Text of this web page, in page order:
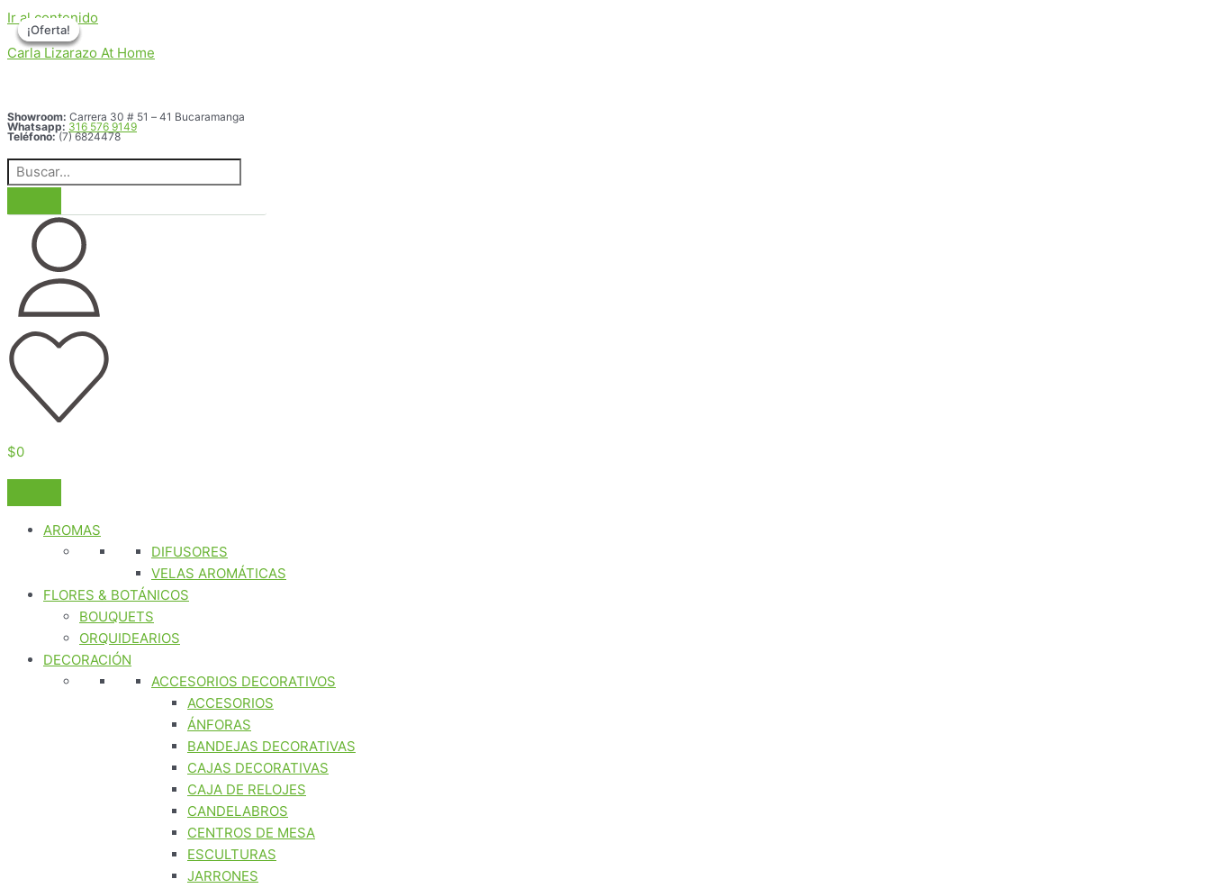
Ir al contenido
Carla Lizarazo At Home
Showroom: Carrera 30 # 51 – 41 Bucaramanga
Whatsapp: 316 576 9149
Teléfono: (7) 6824478
$0
AROMAS
DIFUSORES
VELAS AROMÁTICAS
FLORES & BOTÁNICOS
BOUQUETS
ORQUIDEARIOS
DECORACIÓN
ACCESORIOS DECORATIVOS
ACCESORIOS
ÁNFORAS
BANDEJAS DECORATIVAS
CAJAS DECORATIVAS
CAJA DE RELOJES
CANDELABROS
CENTROS DE MESA
ESCULTURAS
JARRONES
¡Oferta!
¡Oferta!
¡Oferta!
¡Oferta!